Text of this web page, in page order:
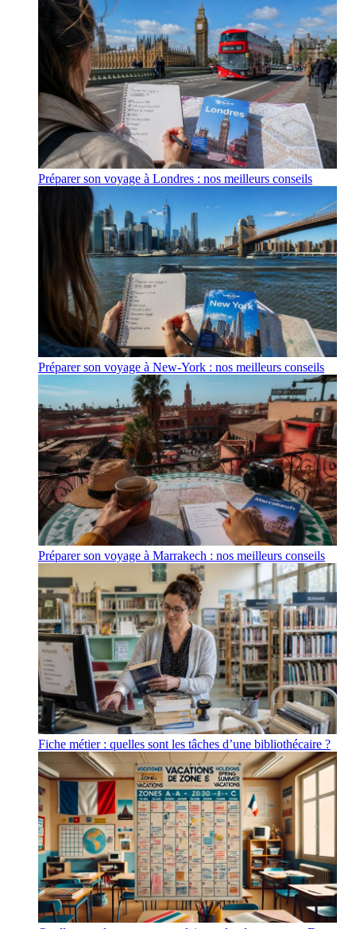
Préparer son voyage à Londres : nos meilleurs conseils
Préparer son voyage à New-York : nos meilleurs conseils
Préparer son voyage à Marrakech : nos meilleurs conseils
Fiche métier : quelles sont les tâches d’une bibliothécaire ?